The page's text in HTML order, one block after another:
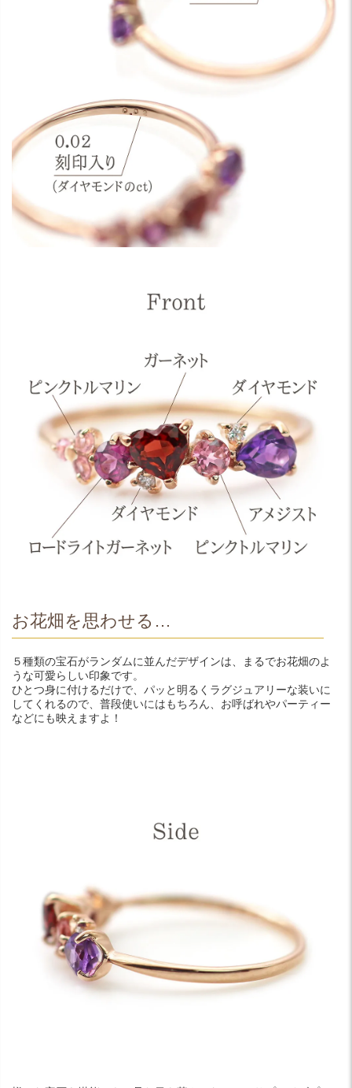
お花畑を思わせる…
５種類の宝石がランダムに並んだデザインは、まるでお花畑のよ
うな可愛らしい印象です。
ひとつ身に付けるだけで、パッと明るくラグジュアリーな装いに
してくれるので、普段使いにはもちろん、お呼ばれやパーティー
などにも映えますよ！